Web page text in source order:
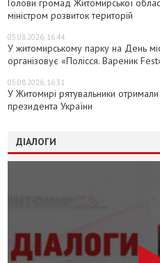
Голови громад Житомирської
міністром розвиток територій
05.08.2026, 16:44
У житомирському парку на День
організовує «Полісся. Вареник
05.08.2026, 16:31
У Житомирі рятувальники отримали
президента України
ДІАЛОГИ